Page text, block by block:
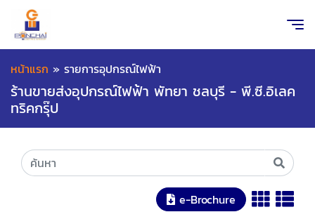
หน้าแรก » รายการอุปกรณ์ไฟฟ้า
ร้านขายส่งอุปกรณ์ไฟฟ้า พัทยา ชลบุรี - พี.ซี.อิเลค
ทริคกรุ๊ป
e-Brochure